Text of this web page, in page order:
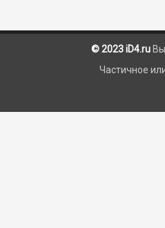
© 2023 iD4.ru
Частичное